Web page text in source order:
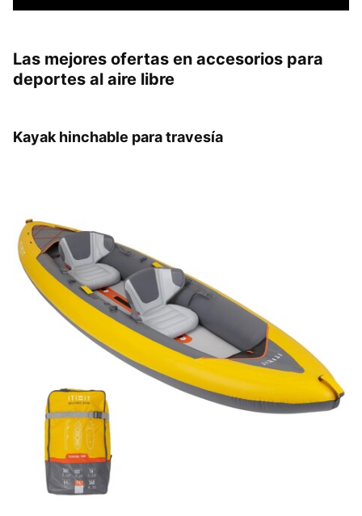
Las mejores ofertas en accesorios para
deportes al aire libre
Kayak hinchable para travesía